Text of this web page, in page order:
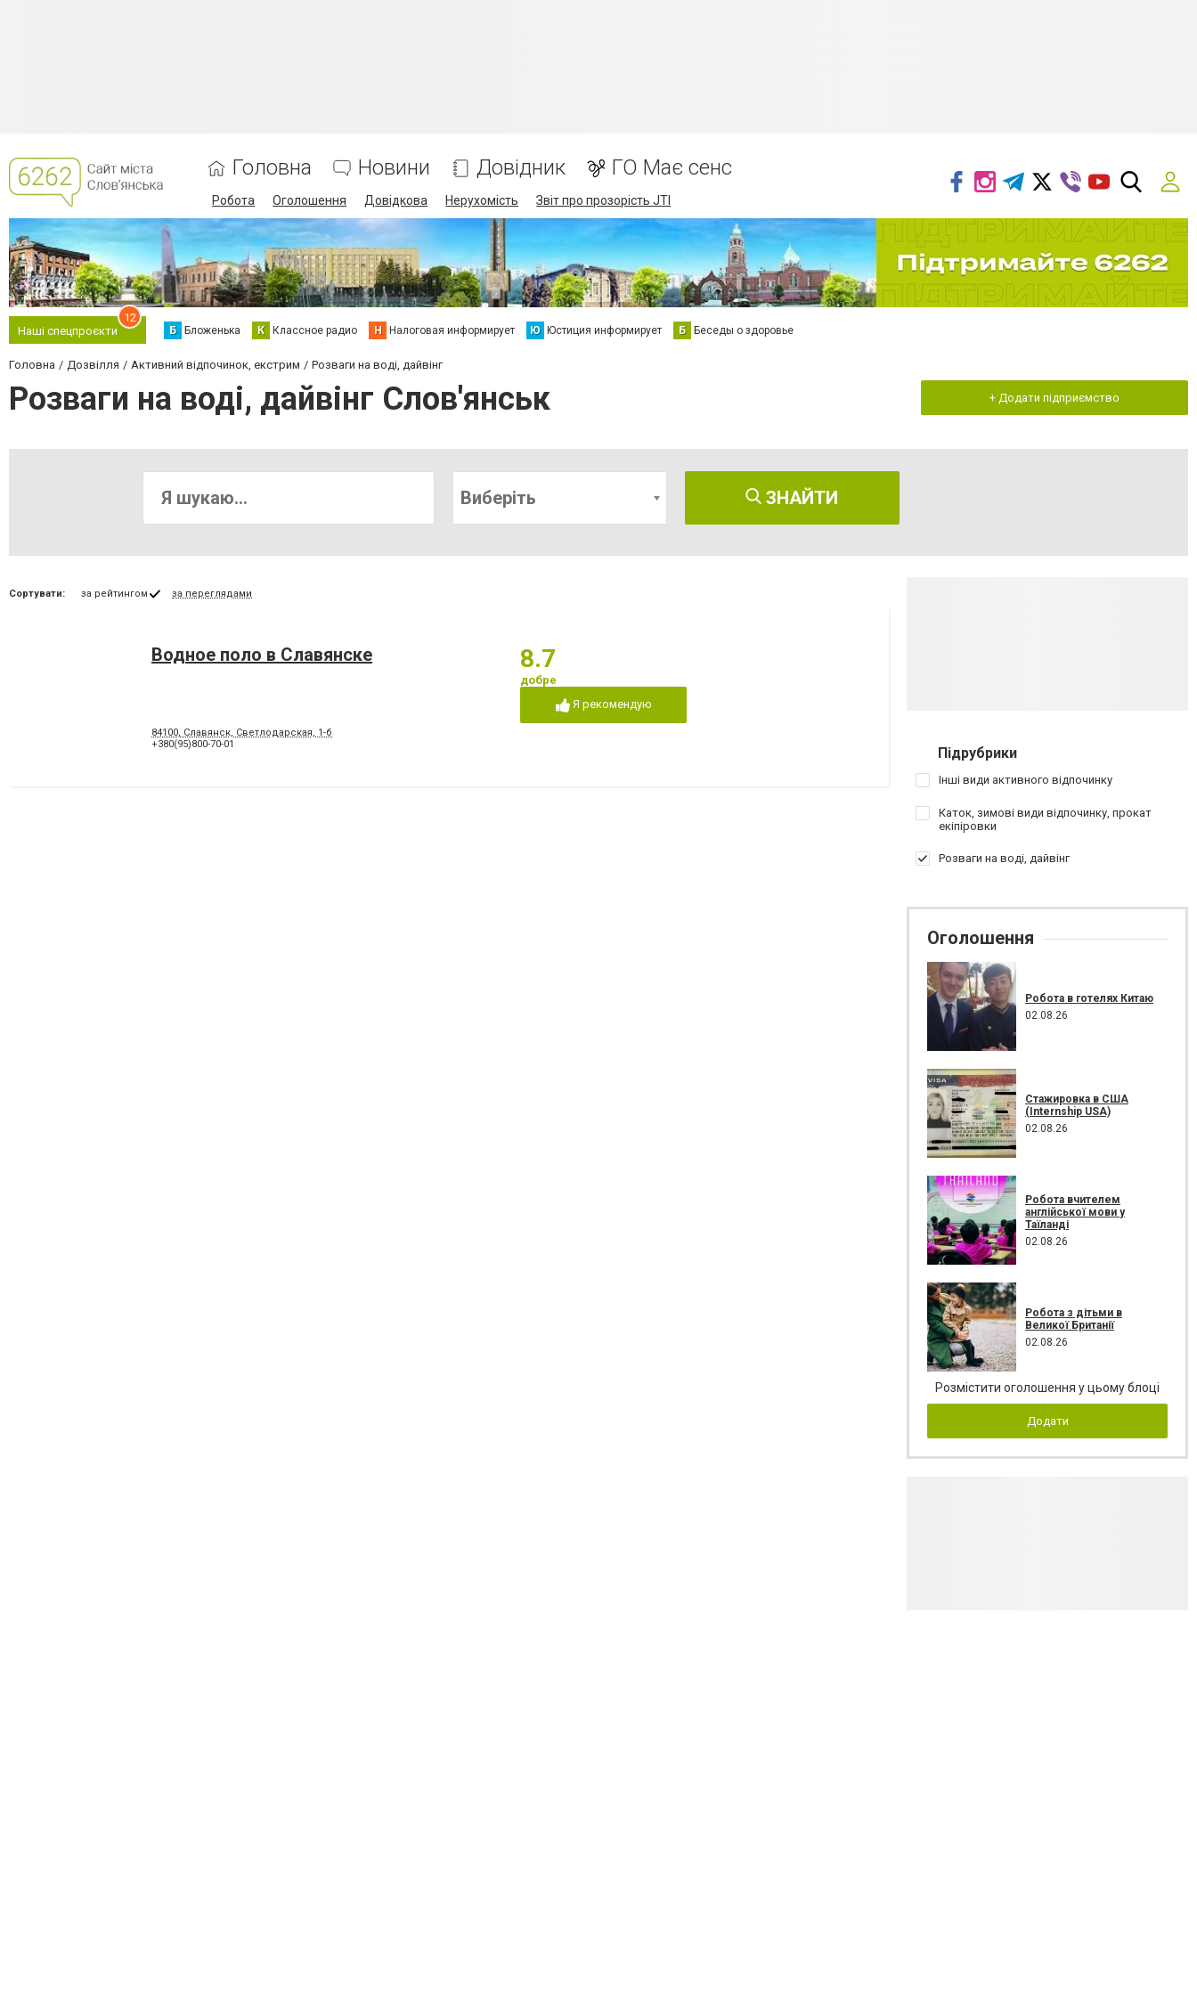
Головна Новини Довідник ГО Має сенс
Робота Оголошення Довідкова Нерухомість Звіт про прозорість JTI
Наші спецпроєкти
12
Б Бложенька К Классное радио Н Налоговая информирует Ю Юстиция информирует Б Беседы о здоровье
Головна Дозвілля Активний відпочинок, екстрим Розваги на воді, дайвінг
Розваги на воді, дайвінг Слов'янськ + Додати підприємство
Виберіть ЗНАЙТИ
Сортувати: за рейтингом за переглядами
Водное поло в Славянске
84100, Славянск, Светлодарская, 1-б
+380(95)800-70-01
8.7
добре
Я рекомендую
Підрубрики
Інші види активного відпочинку
Каток, зимові види відпочинку, прокат
екіпіровки
Розваги на воді, дайвінг
Оголошення
Робота в готелях Китаю
02.08.26
Стажировка в США
(Internship USA)
02.08.26
Робота вчителем
англійської мови у
Таїланді
02.08.26
Робота з дітьми в
Великої Британії
02.08.26
Розмістити оголошення у цьому блоці
Додати